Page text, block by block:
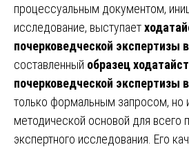
процессуальным документом,
исследование, выступает
почерковедческой экспертизы
составленный образец
почерковедческой экспертизы
только формальным запросом, но
методической основой для всего
экспертного исследования. Его